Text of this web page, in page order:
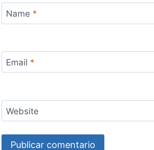
Name *
Email *
Website